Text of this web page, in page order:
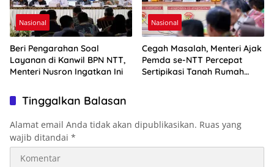
Nasional
Beri Pengarahan Soal
Layanan di Kanwil BPN NTT,
Menteri Nusron Ingatkan Ini
Nasional
Cegah Masalah, Menteri Ajak
Pemda se-NTT Percepat
Sertipikasi Tanah Rumah
Tinggalkan Balasan
Alamat email Anda tidak akan dipublikasikan. Ruas yang
wajib ditandai *